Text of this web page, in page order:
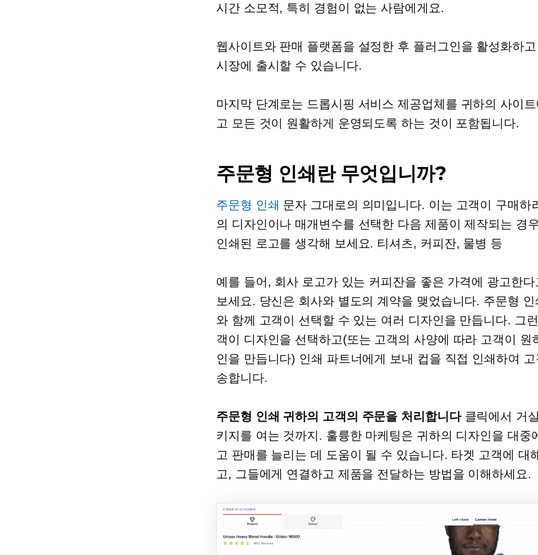
시간 소모적, 특히 경험이 없는 사람에게요.
웹사이트와 판매 플랫폼을 설정한 후 플러그인을 활성화하
시장에 출시할 수 있습니다.
마지막 단계로는 드롭시핑 서비스 제공업체를 귀하의 사이
고 모든 것이 원활하게 운영되도록 하는 것이 포함됩니다.
주문형 인쇄란 무엇입니까?
주문형 인쇄 문자 그대로의 의미입니다. 이는 고객이 구매하
의 디자인이나 매개변수를 선택한 다음 제품이 제작되는 경
인쇄된 로고를 생각해 보세요. 티셔츠, 커피잔, 물병 등
예를 들어, 회사 로고가 있는 커피잔을 좋은 가격에 광고한다
보세요. 당신은 회사와 별도의 계약을 맺었습니다. 주문형 인
와 함께 고객이 선택할 수 있는 여러 디자인을 만듭니다. 그
객이 디자인을 선택하고(또는 고객의 사양에 따라 고객이 원
인을 만듭니다) 인쇄 파트너에게 보내 컵을 직접 인쇄하여 고
송합니다.
주문형 인쇄 귀하의 고객의 주문을 처리합니다클릭에서 거
키지를 여는 것까지. 훌륭한 마케팅은 귀하의 디자인을 대중
고 판매를 늘리는 데 도움이 될 수 있습니다. 타겟 고객에 대
고, 그들에게 연결하고 제품을 전달하는 방법을 이해하세요.